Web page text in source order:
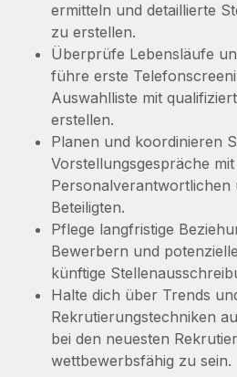
Auch im neuen Jahr wollen wir bei
aller Größen dabei unterstützen, die
Mehr erfahren
Wie Phiture 55
mit Remote verwaltet
Phiture ist der unumstrittene
Wachstumsberatung für mobile
Mehr erfahren
ermitteln und detaillierte
zu erstellen.
Überprüfe Lebensläufe
führe erste
Auswahlliste mit
erstellen.
Planen und koordinieren
Vorstellungsgespräche mit
Personalverantwortlichen
Beteiligten.
Pflege langfristige
Bewerbern und
künftige
Halte dich über Trends
Rekrutierungstechniken
bei den neuesten
wettbewerbsfähig zu sein.